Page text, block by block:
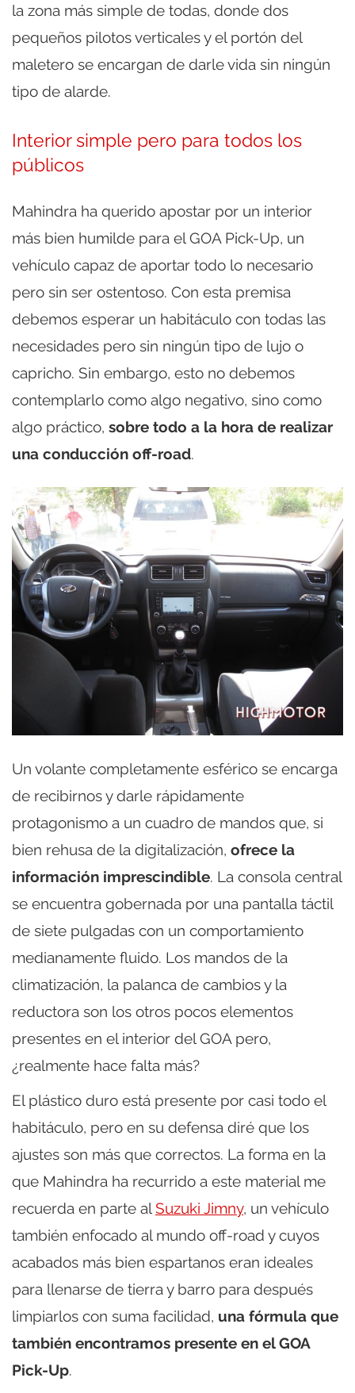
la zona más simple de todas, donde dos
pequeños pilotos verticales y el portón del
maletero se encargan de darle vida sin ningún
tipo de alarde.
Interior simple pero para todos los
públicos
Mahindra ha querido apostar por un interior
más bien humilde para el GOA Pick-Up, un
vehículo capaz de aportar todo lo necesario
pero sin ser ostentoso. Con esta premisa
debemos esperar un habitáculo con todas las
necesidades pero sin ningún tipo de lujo o
capricho. Sin embargo, esto no debemos
contemplarlo como algo negativo, sino como
algo práctico, sobre todo a la hora de realizar
una conducción off-road.
Un volante completamente esférico se encarga
de recibirnos y darle rápidamente
protagonismo a un cuadro de mandos que, si
bien rehusa de la digitalización, ofrece la
información imprescindible. La consola central
se encuentra gobernada por una pantalla táctil
de siete pulgadas con un comportamiento
medianamente fluido. Los mandos de la
climatización, la palanca de cambios y la
reductora son los otros pocos elementos
presentes en el interior del GOA pero,
¿realmente hace falta más?
El plástico duro está presente por casi todo el
habitáculo, pero en su defensa diré que los
ajustes son más que correctos. La forma en la
que Mahindra ha recurrido a este material me
recuerda en parte alSuzuki Jimny, un vehículo
también enfocado al mundo off-road y cuyos
acabados más bien espartanos eran ideales
para llenarse de tierra y barro para después
limpiarlos con suma facilidad, una fórmula que
también encontramos presente en el GOA
Pick-Up.